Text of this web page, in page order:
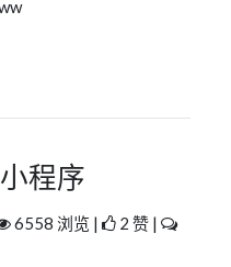
程序
6558 浏览 |
2 赞 |